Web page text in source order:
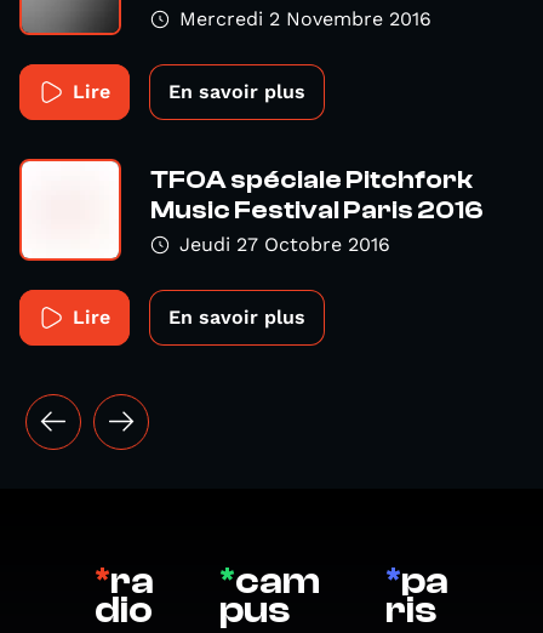
Mercredi 2 Novembre 2016
Lire En savoir plus
TFOA spéciale Pitchfork
Music Festival Paris 2016
Jeudi 27 Octobre 2016
Lire En savoir plus
*ra
dio
*cam
pus
*pa
ris